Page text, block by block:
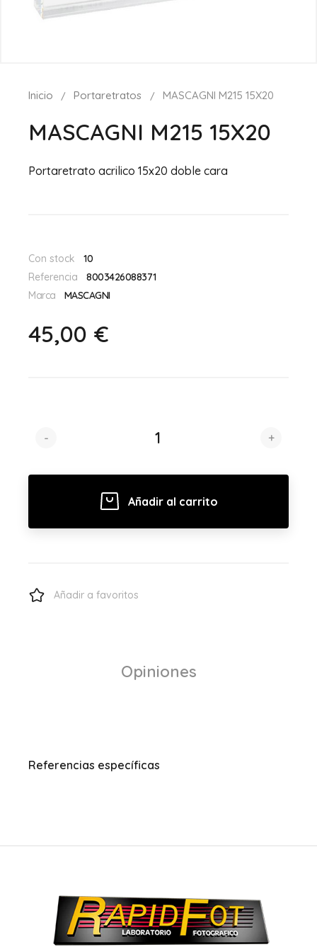
Inicio Portaretratos MASCAGNI M215 15X20
MASCAGNI M215 15X20
Portaretrato acrilico 15x20 doble cara
Con stock
10
Referencia
8003426088371
Marca
MASCAGNI
45,00 €
- +
Añadir al carrito
Añadir a favoritos
Opiniones
Referencias específicas